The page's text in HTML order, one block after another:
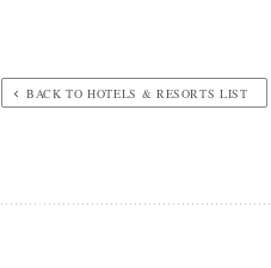
BACK TO HOTELS & RESORTS LIST